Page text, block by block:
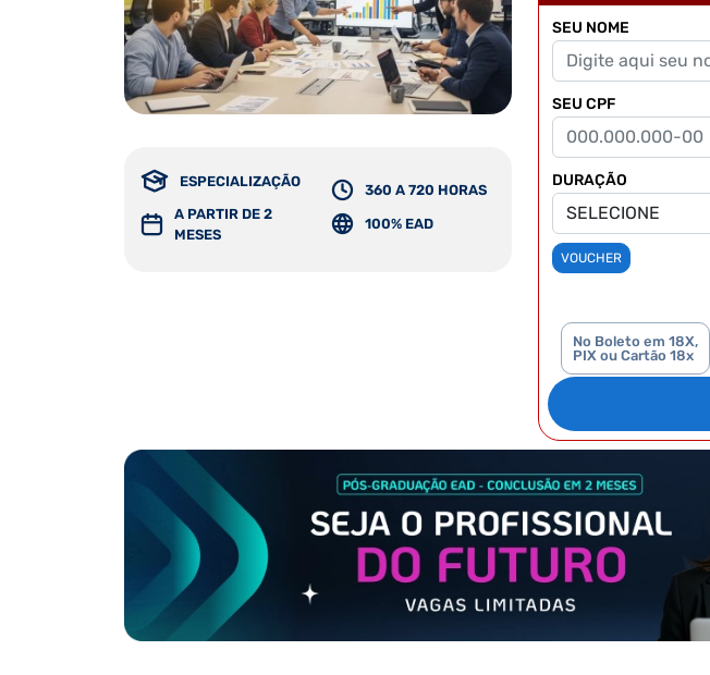
ESPECIALIZAÇÃO
A PARTIR DE 2
MESES
360 A 720 HORAS
100% EAD
SEU NOME
SEU CPF
DURAÇÃO
VOUCHER
No Boleto em 18X,
PIX ou Cartão 18x